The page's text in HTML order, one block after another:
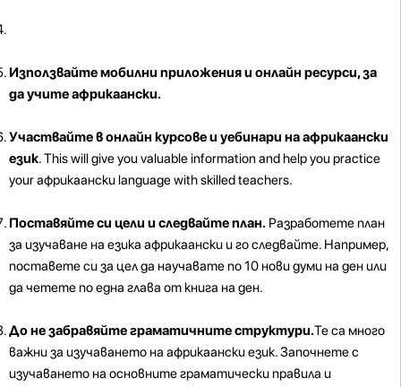
Използвайте мобилни приложения и онлайн ресурси, за
да учите африкаански.
Участвайте в онлайн курсове и уебинари на африкаански
език. This will give you valuable information and help you practice
your африкаански language with skilled teachers.
Поставяйте си цели и следвайте план. Разработете план
за изучаване на езика африкаански и го следвайте. Например,
поставете си за цел да научавате по 10 нови думи на ден или
да четете по една глава от книга на ден.
До не забравяйте граматичните структури.Те са много
важни за изучаването на африкаански език. Започнете с
изучаването на основните граматически правила и